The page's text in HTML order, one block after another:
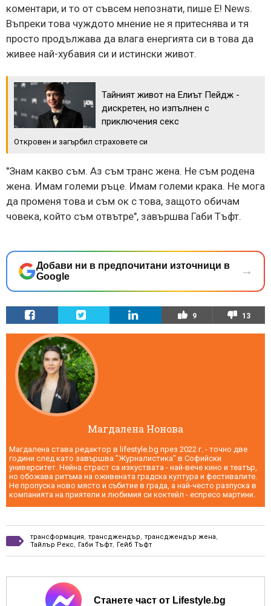
коментари, и то от съвсем непознати, пише E! News.
Въпреки това чуждото мнение не я притеснява и тя
просто продължава да влага енергията си в това да
живее най-хубавия си и истински живот.
Тайният живот на Елиът Пейдж -
дискретен, но изпълнен с
приключения секс
Откровен и загърбил страховете си
"Знам какво съм. Аз съм транс жена. Не съм родена
жена. Имам големи ръце. Имам големи крака. Не мога
да променя това и съм ок с това, защото обичам
човека, който съм отвътре", завършва Габи Тъфт.
Добави ни в предпочитани източници в
Google
→
9 13
Магдалена Нонова
Магдалена става редактор в lifestyle.bg през 2022 г. - точно две
години след като завършва "Журналистика" в Софийски
университет. Нейна страст са изкуствата - най-вече кино и театър,
но обожава ритъма на оживената градска култура и фестивалите.
Не пропуска ново място и събитие в града, а най-често разпуска в
компанията на приятели и любимия си коктейл - еспресо мартини.
трансформация, трансджендър, трансджендър жена,
Тайлър Рекс, Габи Тъфт, Гейб Тъфт
Станете част от Lifestyle.bg